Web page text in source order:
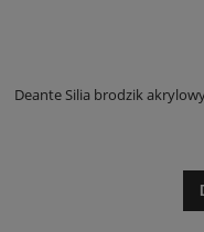
Deante Silia brodzik